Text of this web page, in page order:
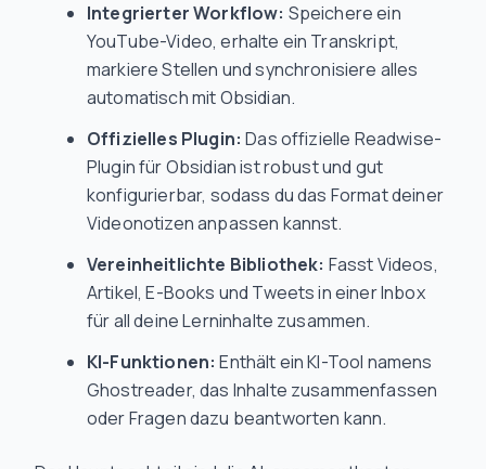
Integrierter Workflow: Speichere ein
YouTube-Video, erhalte ein Transkript,
markiere Stellen und synchronisiere alles
automatisch mit Obsidian.
Offizielles Plugin: Das offizielle Readwise-
Plugin für Obsidian ist robust und gut
konfigurierbar, sodass du das Format deiner
Videonotizen anpassen kannst.
Vereinheitlichte Bibliothek: Fasst Videos,
Artikel, E-Books und Tweets in einer Inbox
für all deine Lerninhalte zusammen.
KI-Funktionen: Enthält ein KI-Tool namens
Ghostreader, das Inhalte zusammenfassen
oder Fragen dazu beantworten kann.